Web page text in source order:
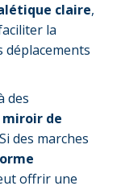
claire,
la
déplacements
des
miroir de
des marches
offrir une